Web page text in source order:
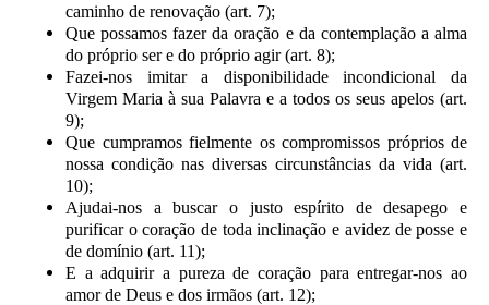
caminho de renovação (art. 7);
Que possamos fazer da oração e da contemplação a alma
do próprio ser e do próprio agir (art. 8);
Fazei-nos imitar a disponibilidade incondicional da
Virgem Maria à sua Palavra e a todos os seus apelos (art.
9);
Que cumpramos fielmente os compromissos próprios de
nossa condição nas diversas circunstâncias da vida (art.
10);
Ajudai-nos a buscar o justo espírito de desapego e
purificar o coração de toda inclinação e avidez de posse e
de domínio (art. 11);
E a adquirir a pureza de coração para entregar-nos ao
amor de Deus e dos irmãos (art. 12);